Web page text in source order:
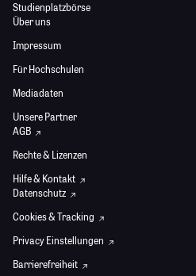
Studienplatzbörse
Über uns
Impressum
Für Hochschulen
Mediadaten
Unsere Partner
AGB
Rechte & Lizenzen
Hilfe & Kontakt
Datenschutz
Cookies & Tracking
Privacy Einstellungen
Barrierefreiheit